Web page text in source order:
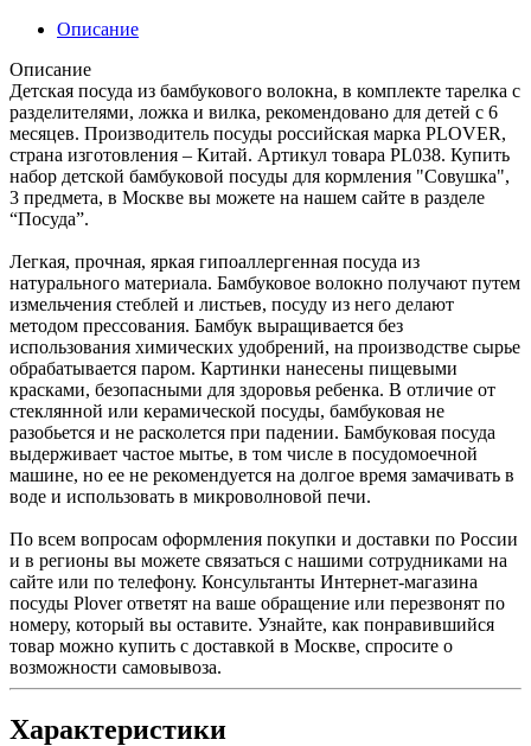
Описание
Описание
Детская посуда из бамбукового волокна, в комплекте тарелка с
разделителями, ложка и вилка, рекомендовано для детей с 6
месяцев. Производитель посуды российская марка PLOVER,
страна изготовления – Китай. Артикул товара PL038. Купить
набор детской бамбуковой посуды для кормления "Совушка",
3 предмета, в Москве вы можете на нашем сайте в разделе
“Посуда”.
Легкая, прочная, яркая гипоаллергенная посуда из
натурального материала. Бамбуковое волокно получают путем
измельчения стеблей и листьев, посуду из него делают
методом прессования. Бамбук выращивается без
использования химических удобрений, на производстве сырье
обрабатывается паром. Картинки нанесены пищевыми
красками, безопасными для здоровья ребенка. В отличие от
стеклянной или керамической посуды, бамбуковая не
разобьется и не расколется при падении. Бамбуковая посуда
выдерживает частое мытье, в том числе в посудомоечной
машине, но ее не рекомендуется на долгое время замачивать в
воде и использовать в микроволновой печи.
По всем вопросам оформления покупки и доставки по России
и в регионы вы можете связаться с нашими сотрудниками на
сайте или по телефону. Консультанты Интернет-магазина
посуды Plover ответят на ваше обращение или перезвонят по
номеру, который вы оставите. Узнайте, как понравившийся
товар можно купить с доставкой в Москве, спросите о
возможности самовывоза.
Характеристики